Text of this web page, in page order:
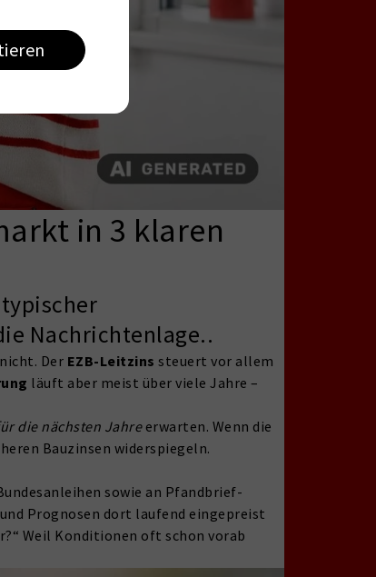
in 3 klaren
Nachrichtenlage..
Der EZB-Leitzins steuert vor allem
läuft aber meist über viele Jahre –
die nächsten Jahreerwarten. Wenn die
Bauzinsen widerspiegeln.
sowie an Pfandbrief-
Prognosen dort laufend eingepreist
Weil Konditionen oft schon vorab